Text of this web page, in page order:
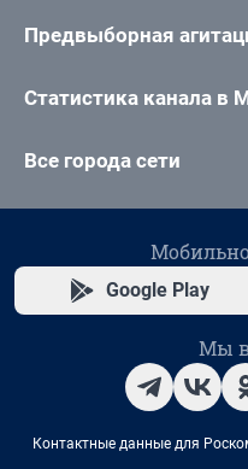
Предвыборная
Статистика канала в
Все города сети
Google Play
Мы в
Контактные данные для